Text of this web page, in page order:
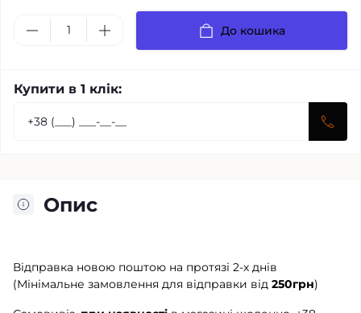
До кошика
Купити в 1 клік:
Опис
Відправка новою поштою на протязі 2-х днів
(Мінімальне замовлення для відправки від 250грн)